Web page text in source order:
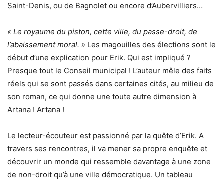
Saint-Denis, ou de Bagnolet ou encore d’Aubervilliers…
« Le royaume du piston, cette ville, du passe-droit, de
l’abaissement moral. » Les magouilles des élections sont le
début d’une explication pour Erik. Qui est impliqué ?
Presque tout le Conseil municipal ! L’auteur mêle des faits
réels qui se sont passés dans certaines cités, au milieu de
son roman, ce qui donne une toute autre dimension à
Artana ! Artana !
Le lecteur-écouteur est passionné par la quête d’Erik. A
travers ses rencontres, il va mener sa propre enquête et
découvrir un monde qui ressemble davantage à une zone
de non-droit qu’à une ville démocratique. Un tableau